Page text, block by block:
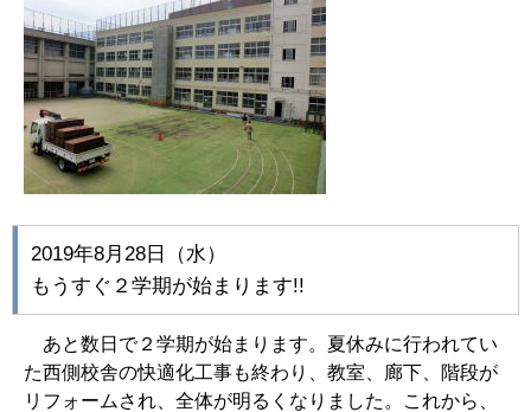
2019年8月28日（水）
もうすぐ２学期が始まります!!
あと数日で２学期が始まります。夏休みに行われてい
た西側校舎の快適化工事も終わり、教室、廊下、階段が
リフォームされ、全体が明るくなりました。これから、